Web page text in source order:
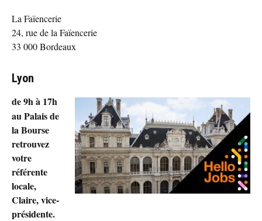
La Faïencerie
24, rue de la Faïencerie
33 000 Bordeaux
Lyon
de 9h à 17h
au Palais de
la Bourse
retrouvez
votre
référente
locale,
Claire, vice-
présidente.